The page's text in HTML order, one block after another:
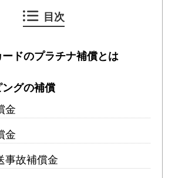
目次
ドのプラチナ補償とは
グの補償
金
金
事故補償金